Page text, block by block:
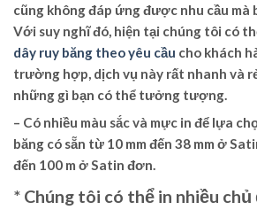
cũng không đáp ứng được nhu cầu mà
Với suy nghĩ đó, hiện tại chúng tôi có
dây ruy băng theo yêu cầu cho khách
trường hợp, dịch vụ này rất nhanh và
những gì bạn có thể tưởng tượng.
– Có nhiều màu sắc và mực in để lựa
băng có sẵn từ 10 mm đến 38 mm ở
đến 100 m ở Satin đơn.
* Chúng tôi có thể in nhiều chủ